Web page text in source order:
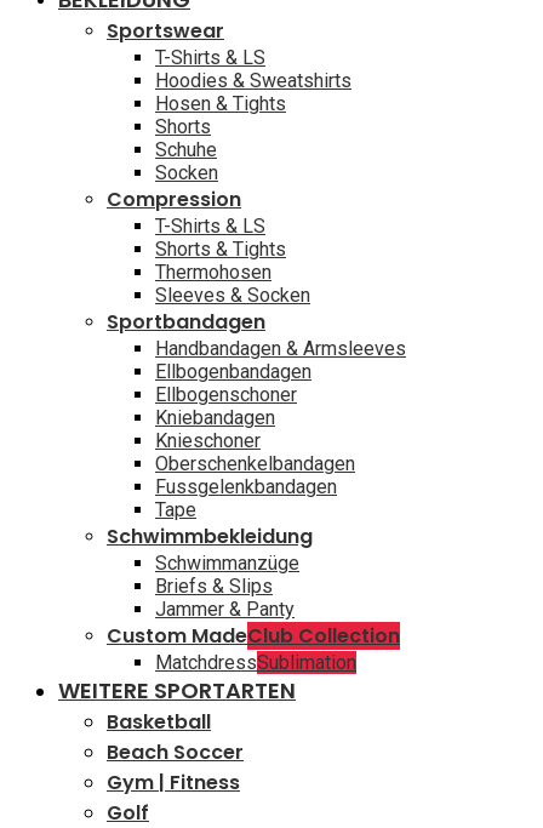
Sportswear
T-Shirts & LS
Hoodies & Sweatshirts
Hosen & Tights
Shorts
Schuhe
Socken
Compression
T-Shirts & LS
Shorts & Tights
Thermohosen
Sleeves & Socken
Sportbandagen
Handbandagen & Armsleeves
Ellbogenbandagen
Ellbogenschoner
Kniebandagen
Knieschoner
Oberschenkelbandagen
Fussgelenkbandagen
Tape
Schwimmbekleidung
Schwimmanzüge
Briefs & Slips
Jammer & Panty
Custom MadeClub Collection
MatchdressSublimation
WEITERE SPORTARTEN
Basketball
Beach Soccer
Gym | Fitness
Golf